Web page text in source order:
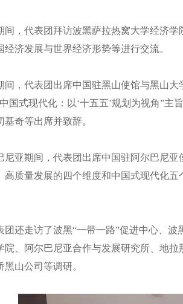
代表团拜访波黑萨拉热窝大学经济学
经济发展与世界经济形势等进行交流。
代表团出席中国驻黑山使馆与黑山大
国式现代化：以‘十五五’规划为视角”
奇等出席并致辞。
期间，代表团出席中国驻阿尔巴尼亚
高质量发展的四个维度和中国式现代化
走访了波黑“一带一路”促进中心、波
院、阿尔巴尼亚合作与发展研究所、地
黑山公司等调研。